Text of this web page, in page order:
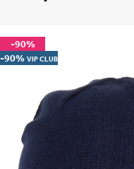
-90%
-90% VIP CLUB